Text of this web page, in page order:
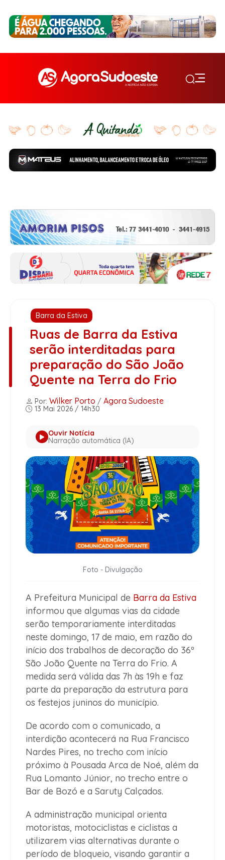
Barra da Estiva
Ruas de Barra da Estiva
serão interditadas para
preparação do São João
Quente na Terra do Frio
Por: Wilker Porto / Agora Sudoeste
13 Mai 2026 / 14h30
Ouvir Notícia
Narração automática (IA)
Foto - Divulgação
A Prefeitura Municipal de Barra da Estiva
informou que algumas vias da cidade
serão temporariamente interditadas
neste domingo, 17 de maio, em razão do
início dos trabalhos de decoração do 36º
São João Quente na Terra do Frio. A
medida será válida das 7h às 19h e faz
parte da preparação da estrutura para
os festejos juninos do município.
De acordo com o comunicado, a
interdição acontecerá na Rua Francisco
Nardes Pires, no trecho com início
próximo à Pousada Arca de Noé, além da
Rua Lomanto Júnior, no trecho entre o
Bar de Bozó e a Saruty Calçados.
A administração municipal orienta
motoristas, motociclistas e ciclistas a
utilizarem vias alternativas durante o
período de bloqueio, visando garantir a